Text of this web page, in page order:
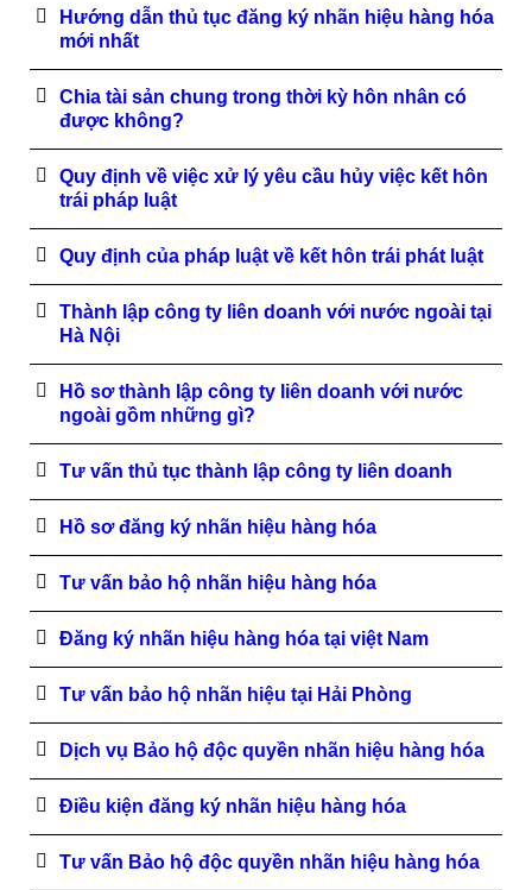
Hướng dẫn thủ tục đăng ký nhãn hiệu hàng hóa
mới nhất
Chia tài sản chung trong thời kỳ hôn nhân có
được không?
Quy định về việc xử lý yêu cầu hủy việc kết hôn
trái pháp luật
Quy định của pháp luật về kết hôn trái phát luật
Thành lập công ty liên doanh với nước ngoài tại
Hà Nội
Hồ sơ thành lập công ty liên doanh với nước
ngoài gồm những gì?
Tư vấn thủ tục thành lập công ty liên doanh
Hồ sơ đăng ký nhãn hiệu hàng hóa
Tư vấn bảo hộ nhãn hiệu hàng hóa
Đăng ký nhãn hiệu hàng hóa tại việt Nam
Tư vấn bảo hộ nhãn hiệu tại Hải Phòng
Dịch vụ Bảo hộ độc quyền nhãn hiệu hàng hóa
Điều kiện đăng ký nhãn hiệu hàng hóa
Tư vấn Bảo hộ độc quyền nhãn hiệu hàng hóa